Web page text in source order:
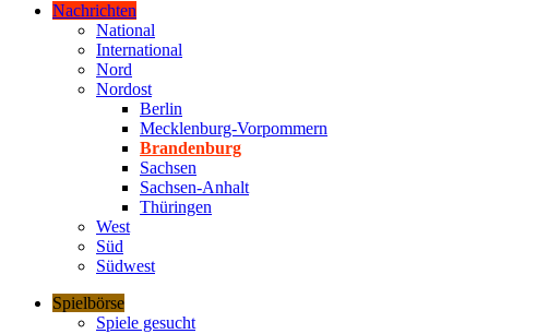
Nachrichten
National
International
Nord
Nordost
Berlin
Mecklenburg-Vorpommern
Brandenburg
Sachsen
Sachsen-Anhalt
Thüringen
West
Süd
Südwest
Spielbörse
Spiele gesucht